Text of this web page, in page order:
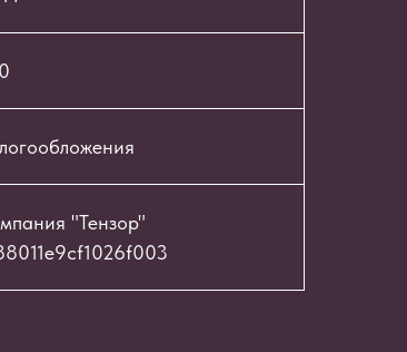
"Тензор"